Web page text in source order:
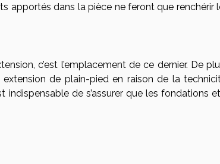
apportés dans la pièce ne feront que renchérir
c’est l’emplacement de ce dernier. De
extension de plain-pied en raison de la
indispensable de s’assurer que les fondations